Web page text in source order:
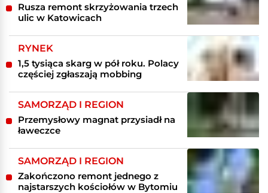
Rusza remont skrzyżowania trzech
ulic w Katowicach
RYNEK
1,5 tysiąca skarg w pół roku. Polacy
częściej zgłaszają mobbing
SAMORZĄD I REGION
Przemysłowy magnat przysiadł na
ławeczce
SAMORZĄD I REGION
Zakończono remont jednego z
najstarszych kościołów w Bytomiu